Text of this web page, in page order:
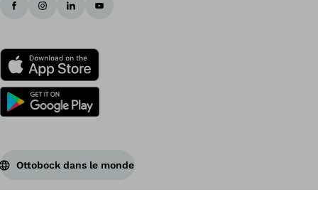
Ottobock dans le monde